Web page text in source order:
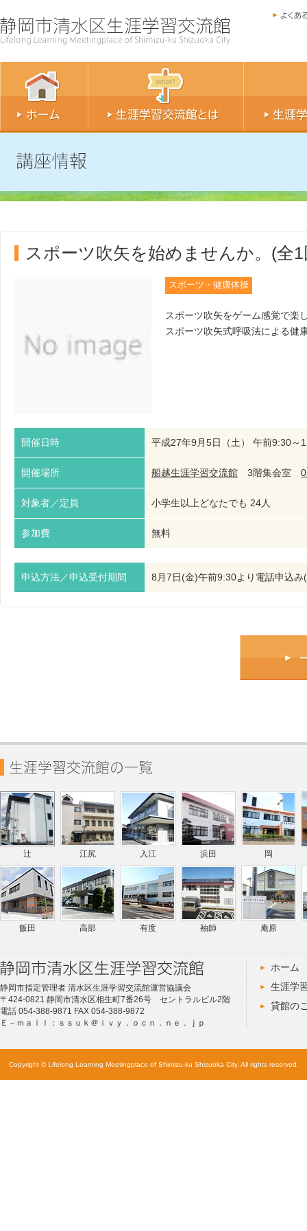
スポーツ吹矢を始めませんか。(全1
スポーツ・健康体操
スポーツ吹矢をゲーム感覚で楽
スポーツ吹矢式呼吸法による健
開催日時 平成27年9月5日（土） 午前9:30～
開催場所 船越生涯学習交流館 3階集会室
対象者／定員 小学生以上どなたでも 24人
参加費 無料
申込方法／申込受付期間 8月7日(金)午前9:30より電話申込み
辻 江尻 入江 浜田 岡
飯田 高部 有度 袖師 庵原
静岡市指定管理者 清水区生涯学習交流館運営協議会
〒424-0821 静岡市清水区相生町7番26号 セントラルビル2階
電話 054-388-9871 FAX 054-388-9872
Ｅ－ｍａｉｌ：ｓｓｕｋ＠ｉｖｙ．ｏｃｎ．ｎｅ．ｊｐ
ホーム
生涯学
貸館の
Copyright © Lifelong Learning Meetingplace of Shimizu-ku Shizuoka City. All rights reserved.